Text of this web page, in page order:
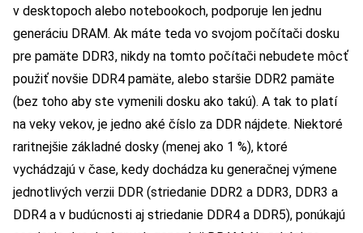
v desktopoch alebo notebookoch, podporuje len jednu
generáciu DRAM. Ak máte teda vo svojom počítači dosku
pre pamäte DDR3, nikdy na tomto počítači nebudete môcť
použiť novšie DDR4 pamäte, alebo staršie DDR2 pamäte
(bez toho aby ste vymenili dosku ako takú). A tak to platí
na veky vekov, je jedno aké číslo za DDR nájdete. Niektoré
raritnejšie základné dosky (menej ako 1 %), ktoré
vychádzajú v čase, kedy dochádza ku generačnej výmene
jednotlivých verzii DDR (striedanie DDR2 a DDR3, DDR3 a
DDR4 a v budúcnosti aj striedanie DDR4 a DDR5), ponúkajú